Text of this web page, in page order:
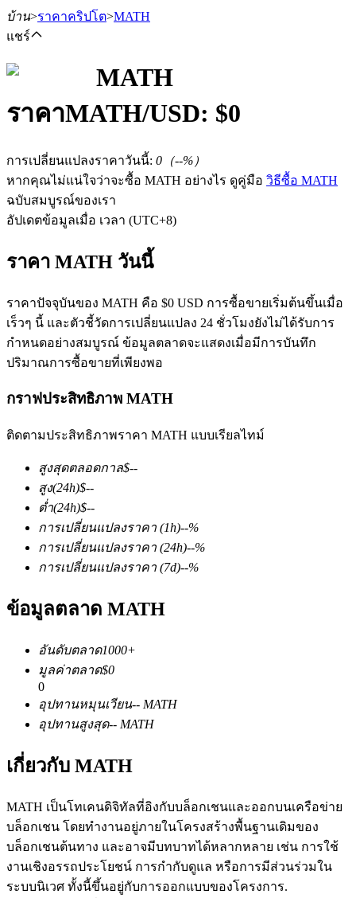
ฟิวเจอร์ส
ฟิวเจอร์สที่ใช้ USDT เป็นหลักประกัน
ฟิวเจอร์ส COIN-M
ฟิวเจอร์สสกุลเงินดิจิทัล
อนุพันธ์ของหุ้น ฟอเร็กซ์ โลหะมีค่า และสินค้าโภคภัณฑ์
ฟิวเจอร์สที่ใช้ USDC เป็นหลักประกัน
บ้าน>ราคาคริปโต>MATH
แชร์
MATH
ราคาMATH/USD: $0
การเปลี่ยนแปลงราคาวันนี้: 0 （--%）
หากคุณไม่แน่ใจว่าจะซื้อ MATH อย่างไร ดูคู่มือ วิธีซื้อ MATH
ฉบับสมบูรณ์ของเรา
อัปเดตข้อมูลเมื่อ เวลา (UTC+8)
ราคา MATH วันนี้
ราคาปัจจุบันของ MATH คือ $0 USD การซื้อขายเริ่มต้นขึ้นเมื่อ
เร็วๆ นี้ และตัวชี้วัดการเปลี่ยนแปลง 24 ชั่วโมงยังไม่ได้รับการ
กำหนดอย่างสมบูรณ์ ข้อมูลตลาดจะแสดงเมื่อมีการบันทึก
ปริมาณการซื้อขายที่เพียงพอ
กราฟประสิทธิภาพ MATH
ติดตามประสิทธิภาพราคา MATH แบบเรียลไทม์
สูงสุดตลอดกาล$--
สูง(24h)$--
ต่ำ(24h)$--
การเปลี่ยนแปลงราคา (1h)--%
การเปลี่ยนแปลงราคา (24h)--%
การเปลี่ยนแปลงราคา (7d)--%
ข้อมูลตลาด MATH
อันดับตลาด1000+
มูลค่าตลาด$0
0
อุปทานหมุนเวียน-- MATH
อุปทานสูงสุด-- MATH
เกี่ยวกับ MATH
MATH เป็นโทเคนดิจิทัลที่อิงกับบล็อกเชนและออกบนเครือข่าย
บล็อกเชน โดยทำงานอยู่ภายในโครงสร้างพื้นฐานเดิมของ
บล็อกเชนต้นทาง และอาจมีบทบาทได้หลากหลาย เช่น การใช้
งานเชิงอรรถประโยชน์ การกำกับดูแล หรือการมีส่วนร่วมใน
ระบบนิเวศ ทั้งนี้ขึ้นอยู่กับการออกแบบของโครงการ.